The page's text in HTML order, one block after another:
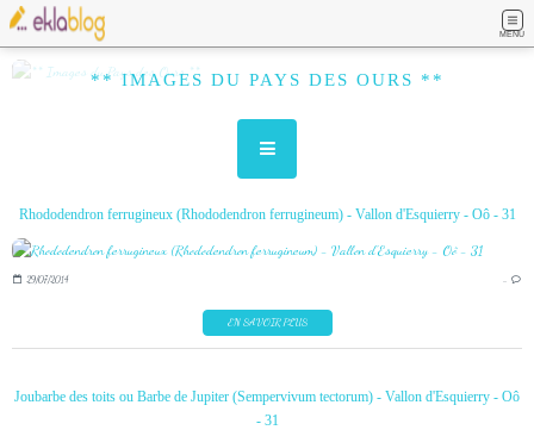
MENU
** IMAGES DU PAYS DES OURS **
Rhododendron ferrugineux (Rhododendron ferrugineum) - Vallon d'Esquierry - Oô - 31
29/07/2014 …
EN SAVOIR PLUS
Joubarbe des toits ou Barbe de Jupiter (Sempervivum tectorum) - Vallon d'Esquierry - Oô
- 31